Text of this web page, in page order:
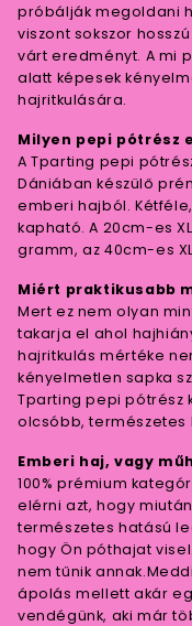
próbálják megoldani
viszont sokszor
várt eredményt. A mi
alatt képesek
hajritkulására.
Milyen pepi pótrész
A Tparting pepi
Dániában készülő
emberi hajból.
kapható. A 20cm-es
gramm, az 40cm-es
Miért praktikusabb
Mert ez nem olyan
takarja el ahol
hajritkulás mértéke
kényelmetlen sapka
Tparting pepi pótrész
olcsóbb, természetes
Emberi haj, vagy
100% prémium
elérni azt, hogy
természetes hatású
hogy Ön póthajat
nem tűnik
ápolás mellett akár
vendégünk, aki már